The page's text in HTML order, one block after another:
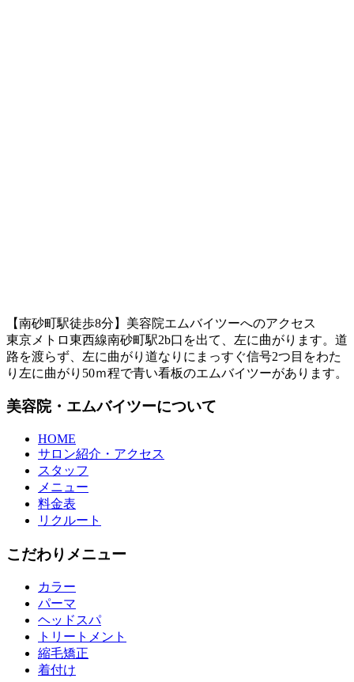
【南砂町駅徒歩8分】美容院エムバイツーへのアクセス
東京メトロ東西線南砂町駅2b口を出て、左に曲がります。道
路を渡らず、左に曲がり道なりにまっすぐ信号2つ目をわた
り左に曲がり50ｍ程で青い看板のエムバイツーがあります。
美容院・エムバイツーについて
HOME
サロン紹介・アクセス
スタッフ
メニュー
料金表
リクルート
こだわりメニュー
カラー
パーマ
ヘッドスパ
トリートメント
縮毛矯正
着付け